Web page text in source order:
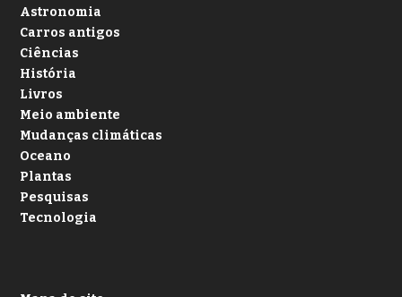
Astronomia
Carros antigos
Ciências
História
Livros
Meio ambiente
Mudanças climáticas
Oceano
Plantas
Pesquisas
Tecnologia